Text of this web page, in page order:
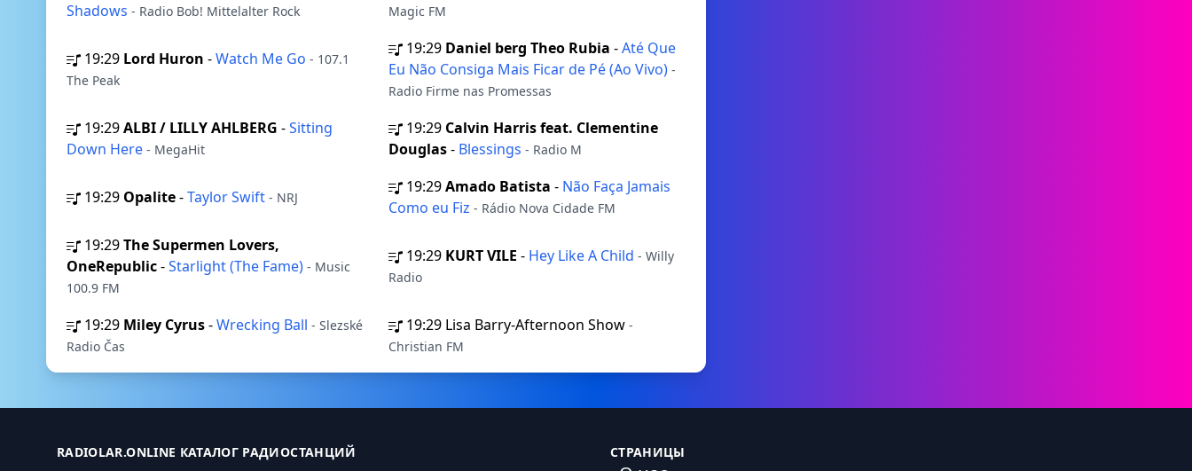
Shadows - Radio Bob! Mittelalter Rock
Magic FM
19:29 Lord Huron -Watch Me Go - 107.1
The Peak
19:29 Daniel berg Theo Rubia -Até Que
Eu Não Consiga Mais Ficar de Pé (Ao Vivo) -
Radio Firme nas Promessas
19:29ALBI / LILLY AHLBERG -Sitting
Down Here - MegaHit
19:29 Calvin Harris feat. Clementine
Douglas- Blessings - Radio M
19:29 Opalite-Taylor Swift - NRJ
19:29Amado Batista - Não Faça Jamais
Como eu Fiz - Rádio Nova Cidade FM
19:29The Supermen Lovers,
OneRepublic-Starlight (The Fame) - Music
100.9 FM
19:29 KURT VILE - Hey Like A Child - Willy
Radio
19:29 Miley Cyrus-Wrecking Ball - Slezské
Radio Čas
19:29 Lisa Barry-Afternoon Show -
Christian FM
RADIOLAR.ONLINE КАТАЛОГ РАДИОСТАНЦИЙ СТРАНИЦЫ